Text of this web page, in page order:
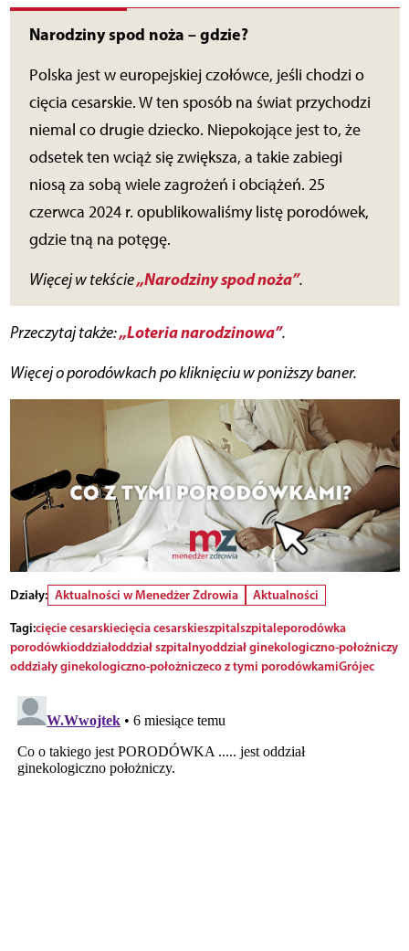
Narodziny spod noża – gdzie?
Polska jest w europejskiej czołówce, jeśli chodzi o
cięcia cesarskie. W ten sposób na świat przychodzi
niemal co drugie dziecko. Niepokojące jest to, że
odsetek ten wciąż się zwiększa, a takie zabiegi
niosą za sobą wiele zagrożeń i obciążeń. 25
czerwca 2024 r. opublikowaliśmy listę porodówek,
gdzie tną na potęgę.
Więcej w tekście„Narodziny spod noża”.
Przeczytaj także:„Loteria narodzinowa”.
Więcej o porodówkach po kliknięciu w poniższy baner.
Działy: Aktualności w Menedżer Zdrowia
Aktualności
Tagi:cięcie cesarskiecięcia cesarskieszpitalszpitaleporodówka
porodówkioddziałoddział szpitalnyoddział ginekologiczno-położniczy
oddziały ginekologiczno-położniczeco z tymi porodówkamiGrójec